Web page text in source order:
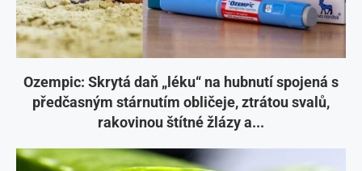
Ozempic: Skrytá daň „léku“ na hubnutí spojená s
předčasným stárnutím obličeje, ztrátou svalů,
rakovinou štítné žlázy a...